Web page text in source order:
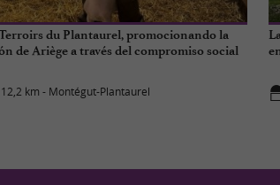
du Plantaurel, promocionando la
de Ariège a través del compromiso social
12,2 km - Montégut-Plantaurel